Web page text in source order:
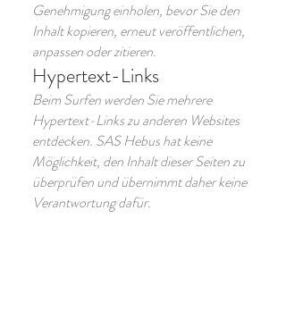
Genehmigung einholen, bevor Sie den
Inhalt kopieren, erneut veröffentlichen,
anpassen oder zitieren.
Hypertext-Links
Beim Surfen werden Sie mehrere
Hypertext-Links zu anderen Websites
entdecken. SAS Hebus hat keine
Möglichkeit, den Inhalt dieser Seiten zu
überprüfen und übernimmt daher keine
Verantwortung dafür.